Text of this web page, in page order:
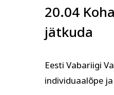
20.04
jätkuda
Eesti Vabariigi
individuaalõpe